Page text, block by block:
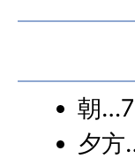
朝
夕方